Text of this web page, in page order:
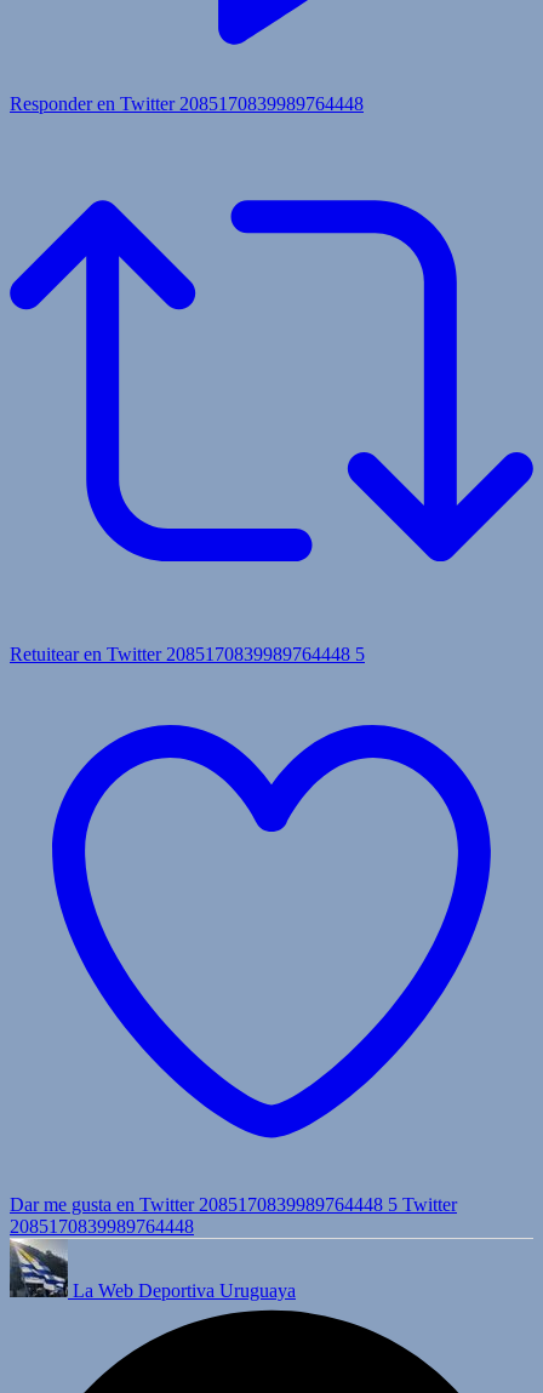
Responder en Twitter 2085170839989764448
Retuitear en Twitter 2085170839989764448 5
Dar me gusta en Twitter 2085170839989764448 5 Twitter
2085170839989764448
La Web Deportiva Uruguaya